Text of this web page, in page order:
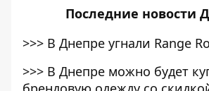
Последние новости
>>> В Днепре угнали Range
>>> В Днепре можно будет